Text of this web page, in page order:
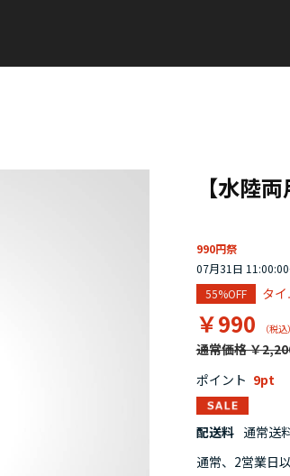
【水陸
990円祭
07月31日
55%OFF
タ
￥990
通常価格 ￥
ポイント 9
配送料 通常送
通常、2営業日